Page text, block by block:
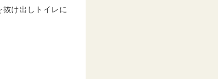
け出しトイレに